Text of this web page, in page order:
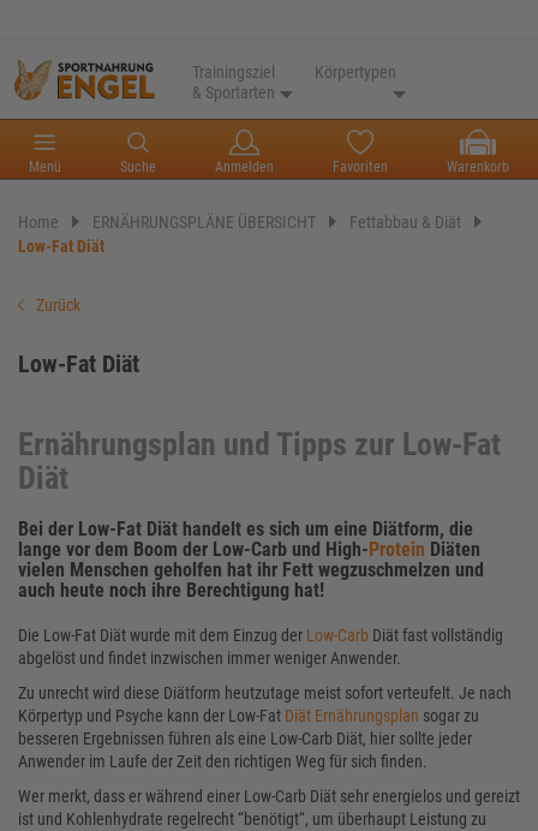
Trainingsziel
& Sportarten
Körpertypen
Menü Suche Anmelden Favoriten Warenkorb
Home ERNÄHRUNGSPLÄNE ÜBERSICHT
Fettabbau & Diät
Low-Fat Diät
Zurück
Low-Fat Diät
Ernährungsplan und Tipps zur Low-Fat
Diät
Bei der Low-Fat Diät handelt es sich um eine Diätform, die
lange vor dem Boom der Low-Carb und High-Protein Diäten
vielen Menschen geholfen hat ihr Fett wegzuschmelzen und
auch heute noch ihre Berechtigung hat!
Die Low-Fat Diät wurde mit dem Einzug der Low-Carb Diät fast vollständig
abgelöst und findet inzwischen immer weniger Anwender.
Zu unrecht wird diese Diätform heutzutage meist sofort verteufelt. Je nach
Körpertyp und Psyche kann der Low-Fat Diät Ernährungsplan sogar zu
besseren Ergebnissen führen als eine Low-Carb Diät, hier sollte jeder
Anwender im Laufe der Zeit den richtigen Weg für sich finden.
Wer merkt, dass er während einer Low-Carb Diät sehr energielos und gereizt
ist und Kohlenhydrate regelrecht “benötigt“, um überhaupt Leistung zu